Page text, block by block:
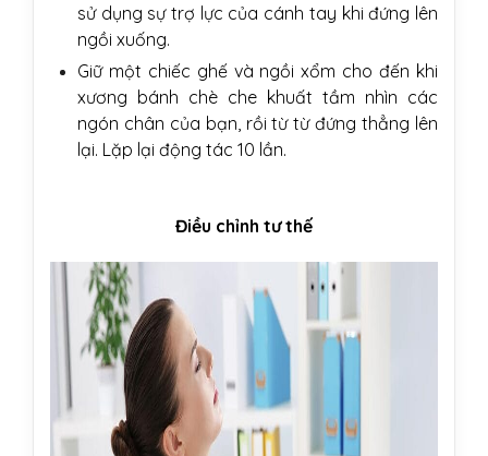
sử dụng sự trợ lực của cánh tay khi đứng lên
ngồi xuống.
Giữ một chiếc ghế và ngồi xổm cho đến khi
xương bánh chè che khuất tầm nhìn các
ngón chân của bạn, rồi từ từ đứng thẳng lên
lại. Lặp lại động tác 10 lần.
Điều chỉnh tư thế